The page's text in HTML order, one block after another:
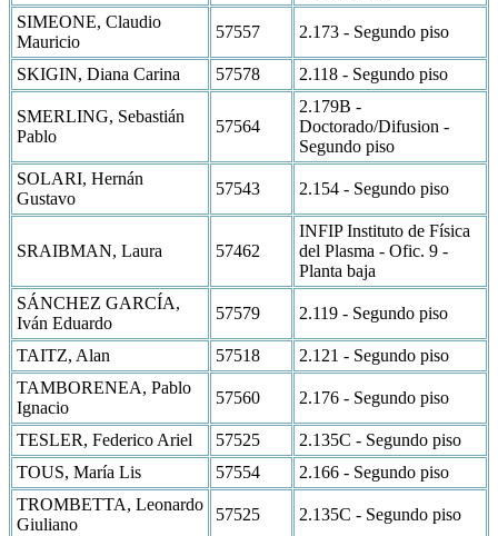
SIMEONE, Claudio
Mauricio
57557 2.173 - Segundo piso
SKIGIN, Diana Carina 57578 2.118 - Segundo piso
SMERLING, Sebastián
Pablo
57564
2.179B -
Doctorado/Difusion -
Segundo piso
SOLARI, Hernán
Gustavo
57543 2.154 - Segundo piso
SRAIBMAN, Laura 57462
INFIP Instituto de Física
del Plasma - Ofic. 9 -
Planta baja
SÁNCHEZ GARCÍA,
Iván Eduardo
57579 2.119 - Segundo piso
TAITZ, Alan 57518
2.121 - Segundo piso
TAMBORENEA, Pablo
Ignacio
57560 2.176 - Segundo piso
TESLER, Federico Ariel 57525
2.135C - Segundo piso
TOUS, María Lis
57554
2.166 - Segundo piso
TROMBETTA, Leonardo
Giuliano
57525 2.135C - Segundo piso